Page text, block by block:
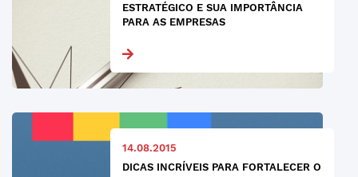
ESTRATÉGICO E SUA IMPORTÂNCIA
PARA AS EMPRESAS
14.08.2015
DICAS INCRÍVEIS PARA FORTALECER O